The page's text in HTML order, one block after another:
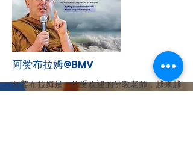
More
阿赞布拉姆@BMV
阿姜布拉姆是一位受欢迎的佛教老师，越来越